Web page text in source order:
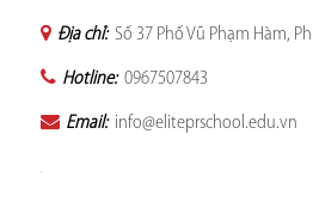
Địa chỉ: Số 37 Phố Vũ Phạm Hàm,
Hotline: 0967507843
Email: info@eliteprschool.edu.vn